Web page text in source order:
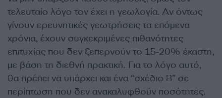
τελευταίο λόγο τον έχει η γεωλογία. Αν όντως
γίνουν ερευνητικές γεωτρήσεις τα επόμενα
χρόνια, έχουν συγκεκριμένες πιθανότητες
επιτυχίας που δεν ξεπερνούν το 15-20% έκαστη,
με βάση τη διεθνή πρακτική. Για το λόγο αυτό,
θα πρέπει να υπάρχει και ένα “σχέδιο Β” σε
περίπτωση που δεν ανακαλυφθούν ποσότητες.